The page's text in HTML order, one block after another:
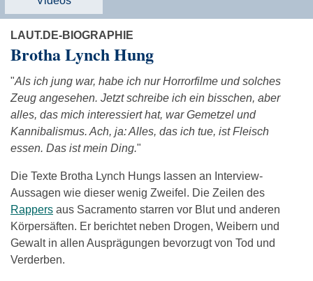
LAUT.DE-BIOGRAPHIE
Brotha Lynch Hung
"Als ich jung war, habe ich nur Horrorfilme und solches
Zeug angesehen. Jetzt schreibe ich ein bisschen, aber
alles, das mich interessiert hat, war Gemetzel und
Kannibalismus. Ach, ja: Alles, das ich tue, ist Fleisch
essen. Das ist mein Ding."
Die Texte Brotha Lynch Hungs lassen an Interview-
Aussagen wie dieser wenig Zweifel. Die Zeilen des
Rappers aus Sacramento starren vor Blut und anderen
Körpersäften. Er berichtet neben Drogen, Weibern und
Gewalt in allen Ausprägungen bevorzugt von Tod und
Verderben.